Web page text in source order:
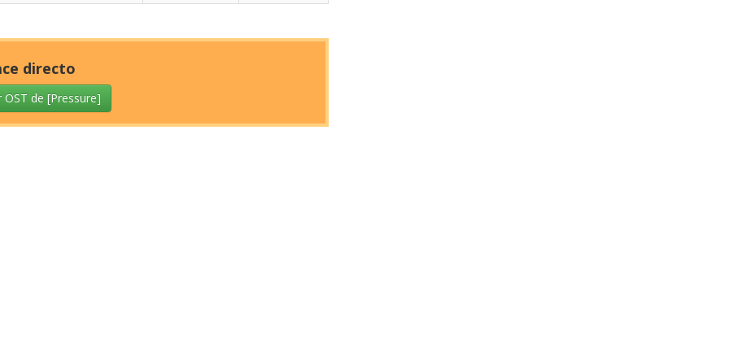
directo
OST de [Pressure]